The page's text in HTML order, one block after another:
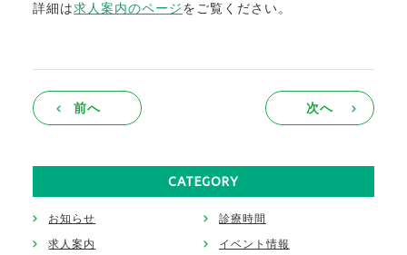
詳細は求人案内のページをご覧ください。
前へ 次へ
CATEGORY
お知らせ 診療時間
求人案内 イベント情報